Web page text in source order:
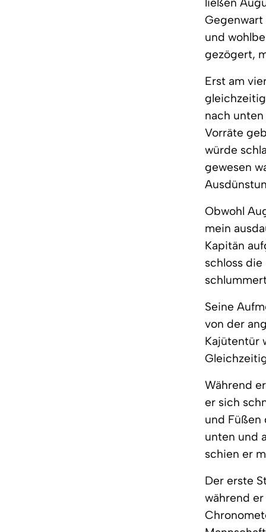
und
gezögert,
Erst am
nach
Vorräte
würde
gewesen
Obwohl
mein
Kapitän
schloss
Seine
von der
Kajütentür
Während
er sich
und Füßen
unten und
schien er
Der erste
während